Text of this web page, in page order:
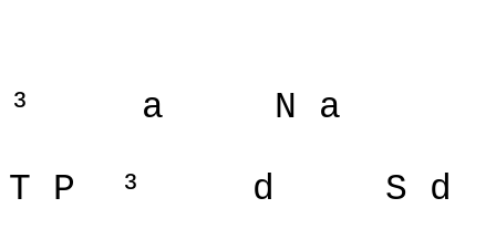
³ a
N a
T P
³ d
S d